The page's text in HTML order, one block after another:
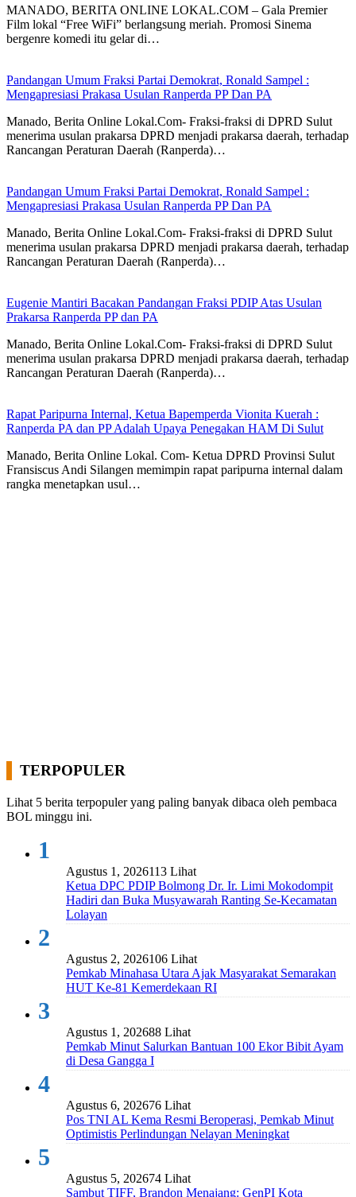
MANADO, BERITA ONLINE LOKAL.COM – Gala Premier
Film lokal “Free WiFi” berlangsung meriah. Promosi Sinema
bergenre komedi itu gelar di…
Pandangan Umum Fraksi Partai Demokrat, Ronald Sampel :
Mengapresiasi Prakasa Usulan Ranperda PP Dan PA
Manado, Berita Online Lokal.Com- Fraksi-fraksi di DPRD Sulut
menerima usulan prakarsa DPRD menjadi prakarsa daerah, terhadap
Rancangan Peraturan Daerah (Ranperda)…
Pandangan Umum Fraksi Partai Demokrat, Ronald Sampel :
Mengapresiasi Prakasa Usulan Ranperda PP Dan PA
Manado, Berita Online Lokal.Com- Fraksi-fraksi di DPRD Sulut
menerima usulan prakarsa DPRD menjadi prakarsa daerah, terhadap
Rancangan Peraturan Daerah (Ranperda)…
Eugenie Mantiri Bacakan Pandangan Fraksi PDIP Atas Usulan
Prakarsa Ranperda PP dan PA
Manado, Berita Online Lokal.Com- Fraksi-fraksi di DPRD Sulut
menerima usulan prakarsa DPRD menjadi prakarsa daerah, terhadap
Rancangan Peraturan Daerah (Ranperda)…
Rapat Paripurna Internal, Ketua Bapemperda Vionita Kuerah :
Ranperda PA dan PP Adalah Upaya Penegakan HAM Di Sulut
Manado, Berita Online Lokal. Com- Ketua DPRD Provinsi Sulut
Fransiscus Andi Silangen memimpin rapat paripurna internal dalam
rangka menetapkan usul…
TERPOPULER
Lihat 5 berita terpopuler yang paling banyak dibaca oleh pembaca
BOL minggu ini.
1
Agustus 1, 2026113 Lihat
Ketua DPC PDIP Bolmong Dr. Ir. Limi Mokodompit
Hadiri dan Buka Musyawarah Ranting Se-Kecamatan
Lolayan
2
Agustus 2, 2026106 Lihat
Pemkab Minahasa Utara Ajak Masyarakat Semarakan
HUT Ke-81 Kemerdekaan RI
3
Agustus 1, 202688 Lihat
Pemkab Minut Salurkan Bantuan 100 Ekor Bibit Ayam
di Desa Gangga I
4
Agustus 6, 202676 Lihat
Pos TNI AL Kema Resmi Beroperasi, Pemkab Minut
Optimistis Perlindungan Nelayan Meningkat
5
Agustus 5, 202674 Lihat
Sambut TIFF, Brandon Menajang: ​GenPI Kota